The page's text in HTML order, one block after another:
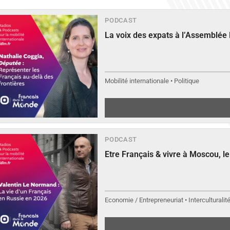
PODCAST
La voix des expats à
Mobilité internationale • Politique
PODCAST
Etre Français & vivre à Moscou,
Economie / Entrepreneuriat •